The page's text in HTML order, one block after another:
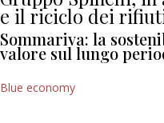
e il riciclo dei
Sommariva: la
valore sul lungo
Blue economy